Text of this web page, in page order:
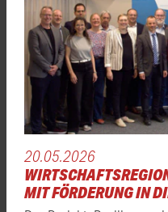
20.05.2026
MIT FÖRDERUNG IN